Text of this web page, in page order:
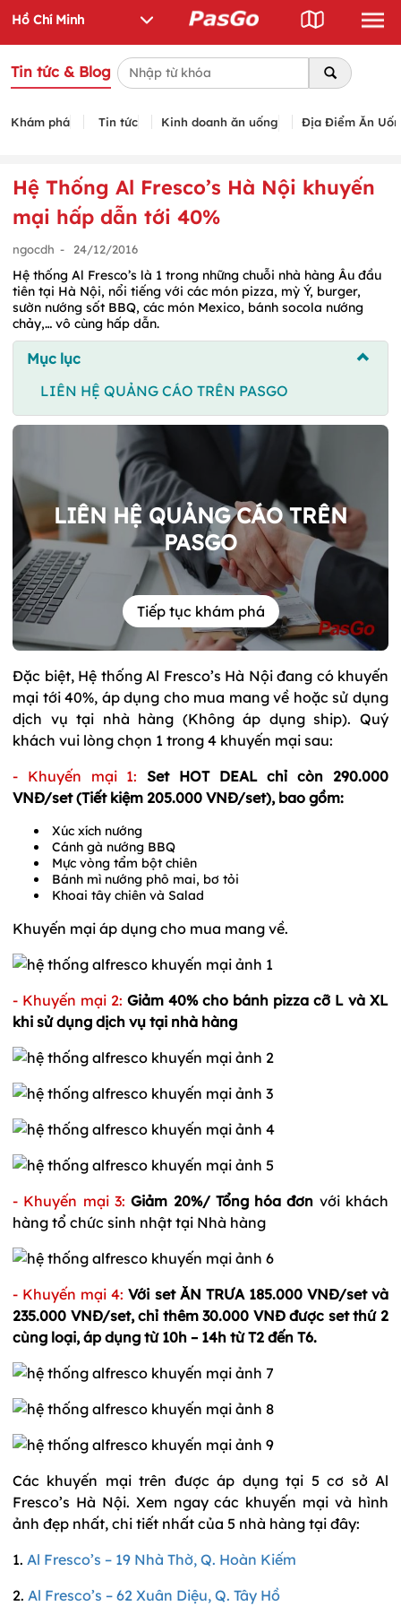
Tin tức & Blog
Khám phá Tin tức Kinh doanh ăn uống Địa Điểm Ăn
Hệ Thống Al Fresco’s Hà Nội khuyến
mại hấp dẫn tới 40%
ngocdh - 24/12/2016
Hệ thống Al Fresco’s là 1 trong những chuỗi nhà hàng Âu đầu
tiên tại Hà Nội, nổi tiếng với các món pizza, mỳ Ý, burger,
sườn nướng sốt BBQ, các món Mexico, bánh socola nướng
chảy,… vô cùng hấp dẫn.
Mục lục
LIÊN HỆ QUẢNG CÁO TRÊN PASGO
LIÊN HỆ QUẢNG CÁO TRÊN
PASGO
Tiếp tục khám phá
Đặc biệt, Hệ thống Al Fresco’s Hà Nội đang có khuyến
mại tới 40%, áp dụng cho mua mang về hoặc sử dụng
dịch vụ tại nhà hàng (Không áp dụng ship). Quý
khách vui lòng chọn 1 trong 4 khuyến mại sau:
- Khuyến mại 1:Set HOT DEAL chỉ còn 290.000
VNĐ/set (Tiết kiệm 205.000 VNĐ/set), bao gồm:
Xúc xích nướng
Cánh gà nướng BBQ
Mực vòng tẩm bột chiên
Bánh mì nướng phô mai, bơ tỏi
Khoai tây chiên và Salad
Khuyến mại áp dụng cho mua mang về.
- Khuyến mại 2: Giảm 40% cho bánh pizza cỡ L và XL
khi sử dụng dịch vụ tại nhà hàng
- Khuyến mại 3: Giảm 20%/ Tổng hóa đơn với khách
hàng tổ chức sinh nhật tại Nhà hàng
- Khuyến mại 4:Với set ĂN TRƯA 185.000 VNĐ/set và
235.000 VNĐ/set, chỉ thêm 30.000 VNĐ được set thứ 2
cùng loại, áp dụng từ 10h – 14h từ T2 đến T6.
Các khuyến mại trên được áp dụng tại 5 cơ sở Al
Fresco’s Hà Nội. Xem ngay các khuyến mại và hình
ảnh đẹp nhất, chi tiết nhất của 5 nhà hàng tại đây:
1. Al Fresco’s – 19 Nhà Thờ, Q. Hoàn Kiếm
2. Al Fresco’s – 62 Xuân Diệu, Q. Tây Hồ